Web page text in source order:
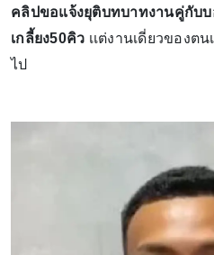
คลิปขอแจ้งยุติบทบาทงานคู่กับ
เกลี้ยง50คิว เเต่งานเดี่ยวของต
ไป